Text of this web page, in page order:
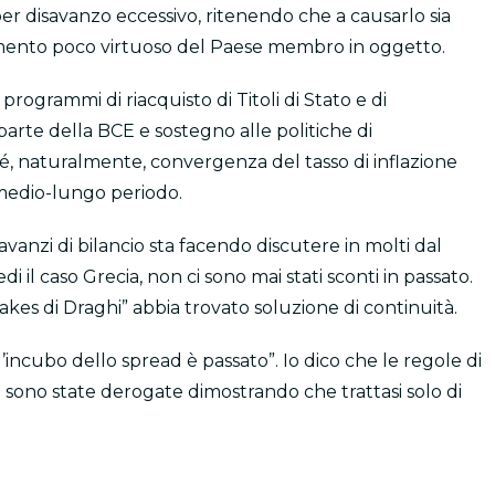
disavanzo eccessivo, ritenendo che a causarlo sia
poco virtuoso del Paese membro in oggetto.
di riacquisto di Titoli di Stato e di
della BCE e sostegno alle politiche di
naturalmente, convergenza del tasso di inflazione
lungo periodo.
di bilancio sta facendo discutere in molti dal
il caso Grecia, non ci sono mai stati sconti in passato.
di Draghi” abbia trovato soluzione di continuità.
dello spread è passato”. Io dico che le regole di
state derogate dimostrando che trattasi solo di